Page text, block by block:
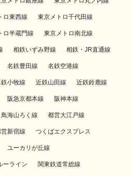
ロ東西線 東京メトロ千代田線
ロ半蔵門線 東京メトロ南北線
相鉄いずみ野線 相鉄・JR直通線
名鉄豊田線 名鉄空港線
小牧線 近鉄山田線 近鉄鈴鹿線
阪急京都本線 阪神本線
鳥海山ろく線 都営大江戸線
新宿線 つくばエクスプレス
ユーカリが丘線
ーライン 関東鉄道常総線